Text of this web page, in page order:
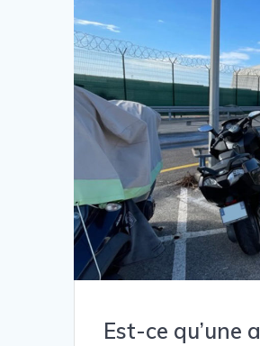
Est-ce qu’une